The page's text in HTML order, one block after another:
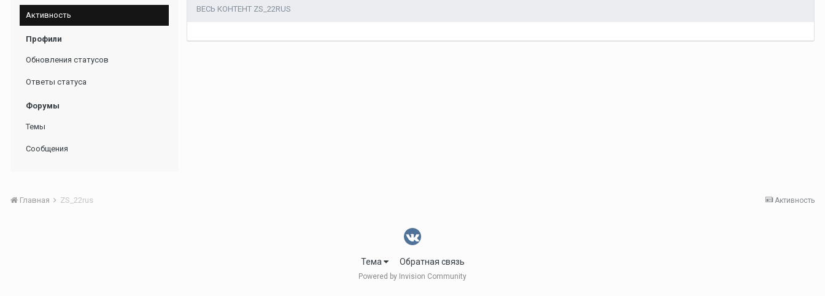
Активность
Профили
Обновления статусов
Ответы статуса
Форумы
Темы
Сообщения
ВЕСЬ КОНТЕНТ ZS_22RUS
Активность
Главная ZS_22rus
Тема Обратная связь
Powered by Invision Community